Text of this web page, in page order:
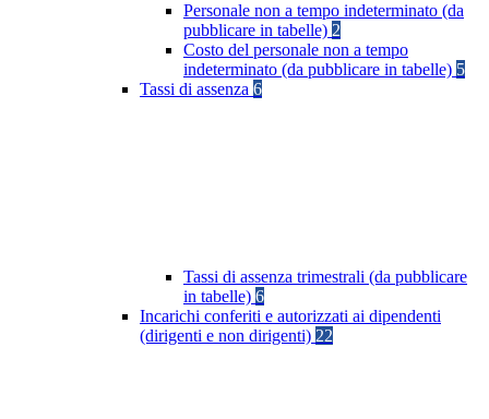
Personale non a tempo indeterminato (da
pubblicare in tabelle) 2
Costo del personale non a tempo
indeterminato (da pubblicare in tabelle) 5
Tassi di assenza 6
Tassi di assenza trimestrali (da pubblicare
in tabelle) 6
Incarichi conferiti e autorizzati ai dipendenti
(dirigenti e non dirigenti) 22